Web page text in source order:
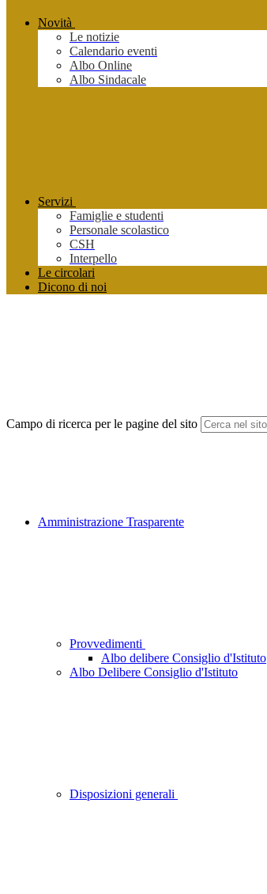
Novità
Le notizie
Calendario eventi
Albo Online
Albo Sindacale
Servizi
Famiglie e studenti
Personale scolastico
CSH
Interpello
Le circolari
Dicono di noi
Campo di ricerca per le pagine del sito
Amministrazione Trasparente
Provvedimenti
Albo delibere Consiglio d'Istituto
Albo Delibere Consiglio d'Istituto
Disposizioni generali